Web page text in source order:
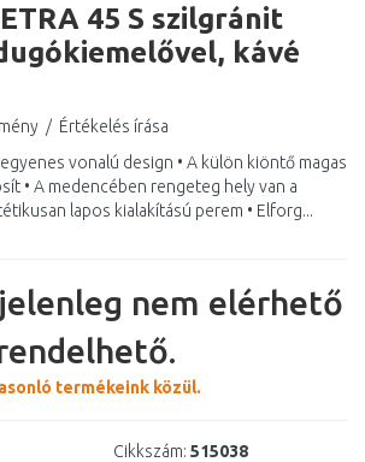
45 S szilgránit
kávé
/ Értékelés írása
vonalú design • A külön kiöntő magas
• A medencében rengeteg hely van a
lapos kialakítású perem • Elforg...
nem elérhető
termékeink közül.
Cikkszám: 515038